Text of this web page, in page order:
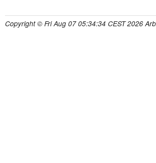
Copyright © Fri Aug 07 05:34:34 CEST 2026